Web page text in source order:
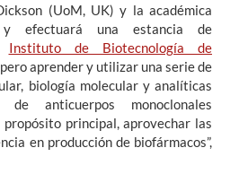
(UoM, UK) y la académica
y efectuará una estancia de
Instituto de Biotecnología de
aprender y utilizar una serie de
biología molecular y analíticas
anticuerpos monoclonales
principal, aprovechar las
en producción de biofármacos”,